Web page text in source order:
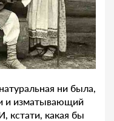
ни была,
и изматывающий
кстати, какая бы